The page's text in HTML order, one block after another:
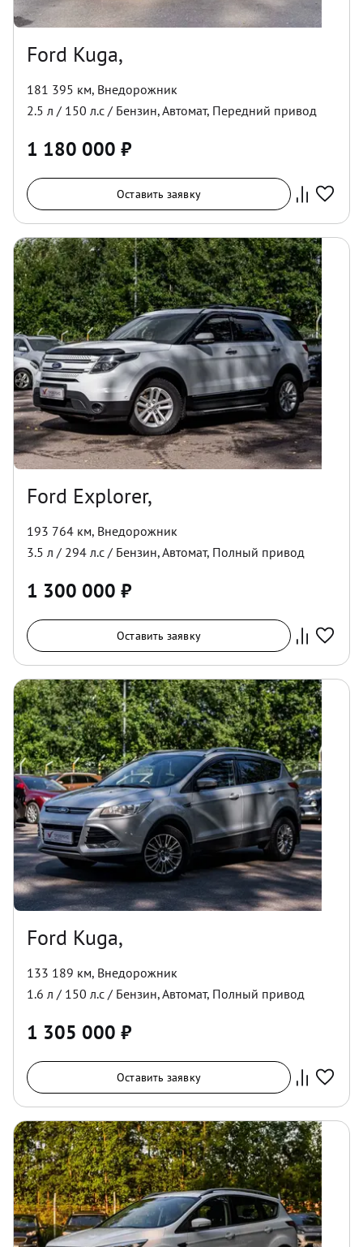
Ford Kuga,
181 395 км, Внедорожник
2.5 л / 150 л.с / Бензин,Автомат, Передний привод
1 180 000 ₽
Оставить заявку
Ford Explorer,
193 764 км, Внедорожник
3.5 л / 294 л.с / Бензин,Автомат, Полный привод
1 300 000 ₽
Оставить заявку
Ford Kuga,
133 189 км, Внедорожник
1.6 л / 150 л.с / Бензин,Автомат, Полный привод
1 305 000 ₽
Оставить заявку